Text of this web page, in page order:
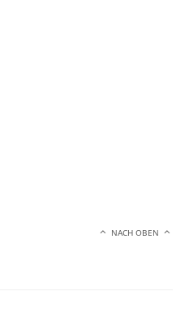
NACH OBEN